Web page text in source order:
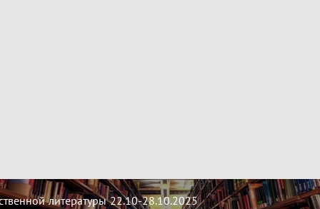
литературы 22.10-28.10.2025